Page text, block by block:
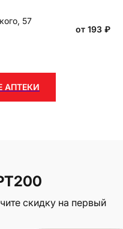
57
от 193 ₽
АПТЕКИ
скидку на первый